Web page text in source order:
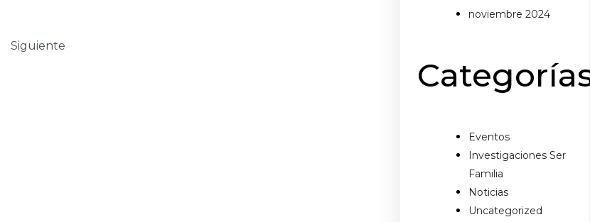
Siguiente
noviembre 2024
Eventos
Investigaciones Ser
Familia
Noticias
Uncategorized